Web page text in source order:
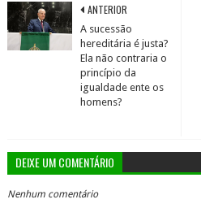
ANTERIOR
A sucessão
hereditária é justa?
Ela não contraria o
princípio da
igualdade ente os
homens?
DEIXE UM COMENTÁRIO
Nenhum comentário